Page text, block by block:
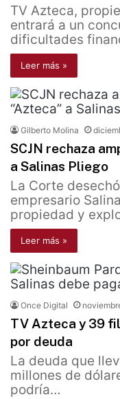
TV Azteca,
entrará a un
dificultades
Leer más »
Gilberto Molina
SCJN rechaza
a Salinas Pliego
La Corte
empresario
propiedad y
Leer más »
Once Digital
TV Azteca y 39
por deuda
La deuda que
millones de
podría…